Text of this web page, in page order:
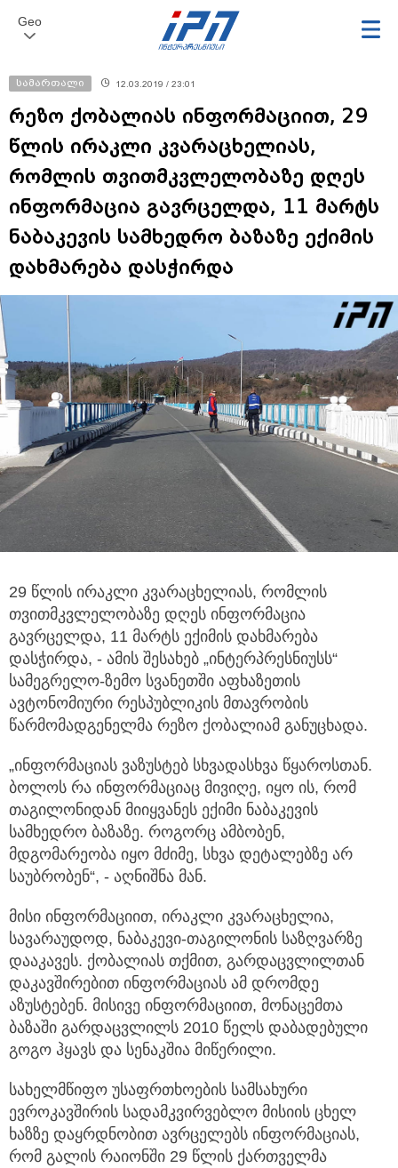
Geo
სამართალი 12.03.2019 / 23:01
რეზო ქობალიას ინფორმაციით, 29
წლის ირაკლი კვარაცხელიას,
რომლის თვითმკვლელობაზე დღეს
ინფორმაცია გავრცელდა, 11 მარტს
ნაბაკევის სამხედრო ბაზაზე ექიმის
დახმარება დასჭირდა
29 წლის ირაკლი კვარაცხელიას, რომლის
თვითმკვლელობაზე დღეს ინფორმაცია
გავრცელდა, 11 მარტს ექიმის დახმარება
დასჭირდა, - ამის შესახებ „ინტერპრესნიუსს“
სამეგრელო-ზემო სვანეთში აფხაზეთის
ავტონომიური რესპუბლიკის მთავრობის
წარმომადგენელმა რეზო ქობალიამ განუცხადა.
„ინფორმაციას ვაზუსტებ სხვადასხვა წყაროსთან.
ბოლოს რა ინფორმაციაც მივიღე, იყო ის, რომ
თაგილონიდან მიიყვანეს ექიმი ნაბაკევის
სამხედრო ბაზაზე. როგორც ამბობენ,
მდგომარეობა იყო მძიმე, სხვა დეტალებზე არ
საუბრობენ“, - აღნიშნა მან.
მისი ინფორმაციით, ირაკლი კვარაცხელია,
სავარაუდოდ, ნაბაკევი-თაგილონის საზღვარზე
დააკავეს. ქობალიას თქმით, გარდაცვლილთან
დაკავშირებით ინფორმაციას ამ დრომდე
აზუსტებენ. მისივე ინფორმაციით, მონაცემთა
ბაზაში გარდაცვლილს 2010 წელს დაბადებული
გოგო ჰყავს და სენაკშია მიწერილი.
სახელმწიფო უსაფრთხოების სამსახური
ევროკავშირის სადამკვირვებლო მისიის ცხელ
ხაზზე დაყრდნობით ავრცელებს ინფორმაციას,
რომ გალის რაიონში 29 წლის ქართველმა